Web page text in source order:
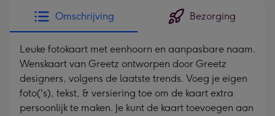
-
Dimensions:
241
x
333
mm
Omschrijving Bezorging
Leuke fotokaart met eenhoorn en aanpasbare naam.
Wenskaart van Greetz ontworpen door Greetz
designers, volgens de laatste trends. Voeg je eigen
foto('s), tekst, & versiering toe om de kaart extra
persoonlijk te maken. Je kunt de kaart toevoegen aan